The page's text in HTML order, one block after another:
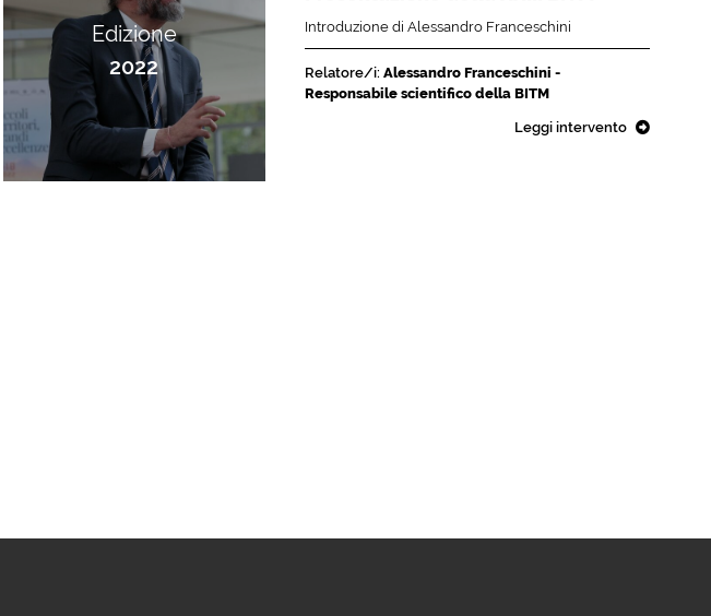
Edizione
2022
Introduzione di Alessandro Franceschini
Relatore/i: Alessandro Franceschini -
Responsabile scientifico della BITM
Leggi intervento